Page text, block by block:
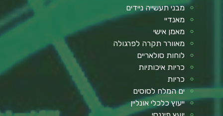
מבני תעשייה ניידים
מאנדיי
מאמן אישי
מאוורר תקרה לפרגולה
לוחות סולאריים
כריות איכותיות
כריות
ים המלח לסוסים
ייעוץ כלכלי אונליין